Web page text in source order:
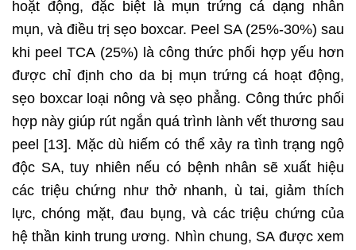
hoặt động, đặc biệt là mụn trứng cá dạng nhân
mụn, và điều trị sẹo boxcar. Peel SA (25%-30%) sau
khi peel TCA (25%) là công thức phối hợp yếu hơn
được chỉ định cho da bị mụn trứng cá hoạt động,
sẹo boxcar loại nông và sẹo phẳng. Công thức phối
hợp này giúp rút ngắn quá trình lành vết thương sau
peel [13]. Mặc dù hiếm có thể xảy ra tình trạng ngộ
độc SA, tuy nhiên nếu có bệnh nhân sẽ xuất hiệu
các triệu chứng như thở nhanh, ù tai, giảm thích
lực, chóng mặt, đau bụng, và các triệu chứng của
hệ thần kinh trung ương. Nhìn chung, SA được xem